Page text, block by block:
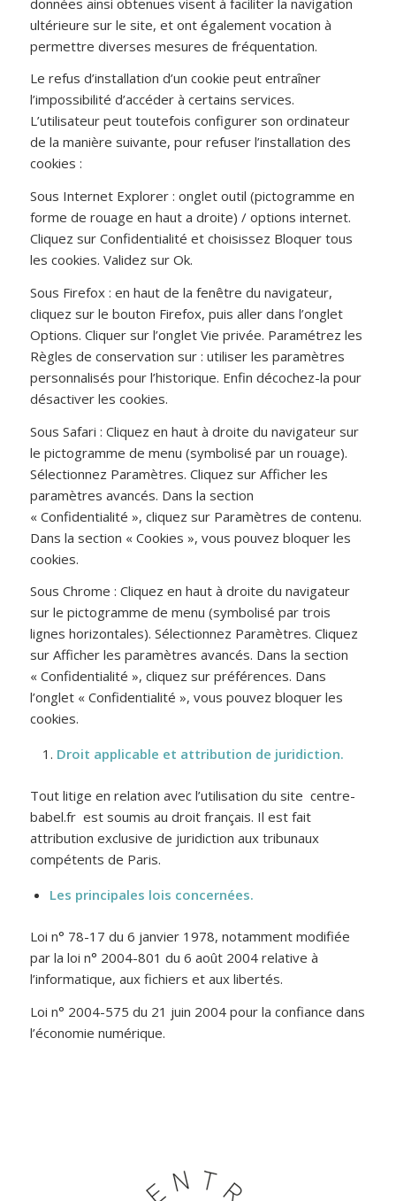
ultérieure sur le site, et ont également vocation à
permettre diverses mesures de fréquentation.
Le refus d’installation d’un cookie peut entraîner
l’impossibilité d’accéder à certains services.
L’utilisateur peut toutefois configurer son ordinateur
de la manière suivante, pour refuser l’installation des
cookies :
Sous Internet Explorer : onglet outil (pictogramme en
forme de rouage en haut a droite) / options internet.
Cliquez sur Confidentialité et choisissez Bloquer tous
les cookies. Validez sur Ok.
Sous Firefox : en haut de la fenêtre du navigateur,
cliquez sur le bouton Firefox, puis aller dans l’onglet
Options. Cliquer sur l’onglet Vie privée. Paramétrez les
Règles de conservation sur : utiliser les paramètres
personnalisés pour l’historique. Enfin décochez-la pour
désactiver les cookies.
Sous Safari : Cliquez en haut à droite du navigateur sur
le pictogramme de menu (symbolisé par un rouage).
Sélectionnez Paramètres. Cliquez sur Afficher les
paramètres avancés. Dans la section
« Confidentialité », cliquez sur Paramètres de contenu.
Dans la section « Cookies », vous pouvez bloquer les
cookies.
Sous Chrome : Cliquez en haut à droite du navigateur
sur le pictogramme de menu (symbolisé par trois
lignes horizontales). Sélectionnez Paramètres. Cliquez
sur Afficher les paramètres avancés. Dans la section
« Confidentialité », cliquez sur préférences. Dans
l’onglet « Confidentialité », vous pouvez bloquer les
cookies.
Droit applicable et attribution de juridiction.
Tout litige en relation avec l’utilisation du site centre-
babel.fr est soumis au droit français. Il est fait
attribution exclusive de juridiction aux tribunaux
compétents de Paris.
Les principales lois concernées.
Loi n° 78-17 du 6 janvier 1978, notamment modifiée
par la loi n° 2004-801 du 6 août 2004 relative à
l’informatique, aux fichiers et aux libertés.
Loi n° 2004-575 du 21 juin 2004 pour la confiance dans
l’économie numérique.